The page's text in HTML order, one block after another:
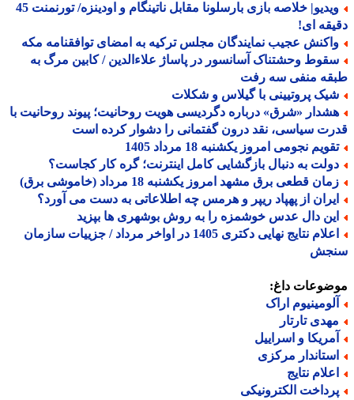
ویدیو| خلاصه بازی بارسلونا مقابل ناتینگام و اودینزه/ تورنمنت 45
ای!
عجیب نمایندگان مجلس ترکیه به امضای توافقنامه مکه
وحشتناک آسانسور در پاساژ علاءالدین / کابین مرگ به
منفی سه رفت
پروتیینی با گیلاس و شکلات
«شرق» درباره دگردیسی هویت روحانیت؛ پیوند روحانیت با
سیاسی، نقد درون گفتمانی را دشوار کرده است
نجومی امروز یکشنبه 18 مرداد 1405
به دنبال بازگشایی کامل اینترنت؛ گره کار کجاست؟
قطعی برق مشهد امروز یکشنبه 18 مرداد (خاموشی برق)
از پهپاد ریپر و هرمس چه اطلاعاتی به دست می آورد؟
دال عدس خوشمزه را به روش بوشهری ها بپزید
اعلام نتایج نهایی دکتری 1405 در اواخر مرداد / جزییات سازمان
داغ:
اراک
تارتار
و اسراییل
مرکزی
نتایج
الکترونیکی